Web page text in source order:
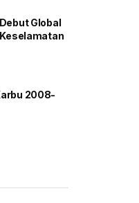
Global
2008-